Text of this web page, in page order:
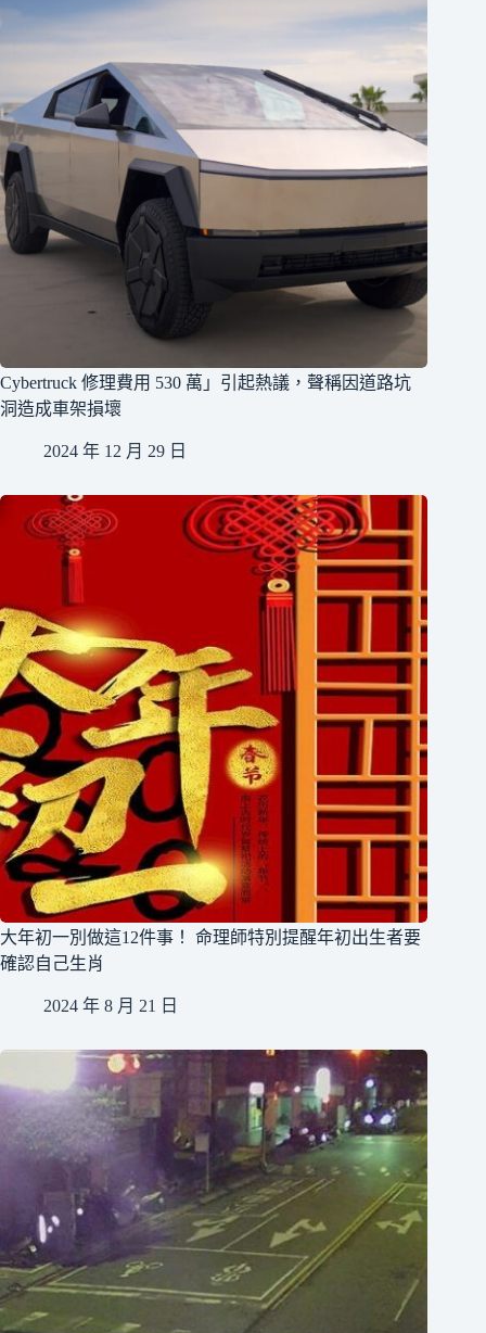
Cybertruck 修理費用 530 萬」引起熱議，聲稱因道路坑
洞造成車架損壞
2024 年 12 月 29 日
大年初一別做這12件事！ 命理師特別提醒年初出生者要
確認自己生肖
2024 年 8 月 21 日